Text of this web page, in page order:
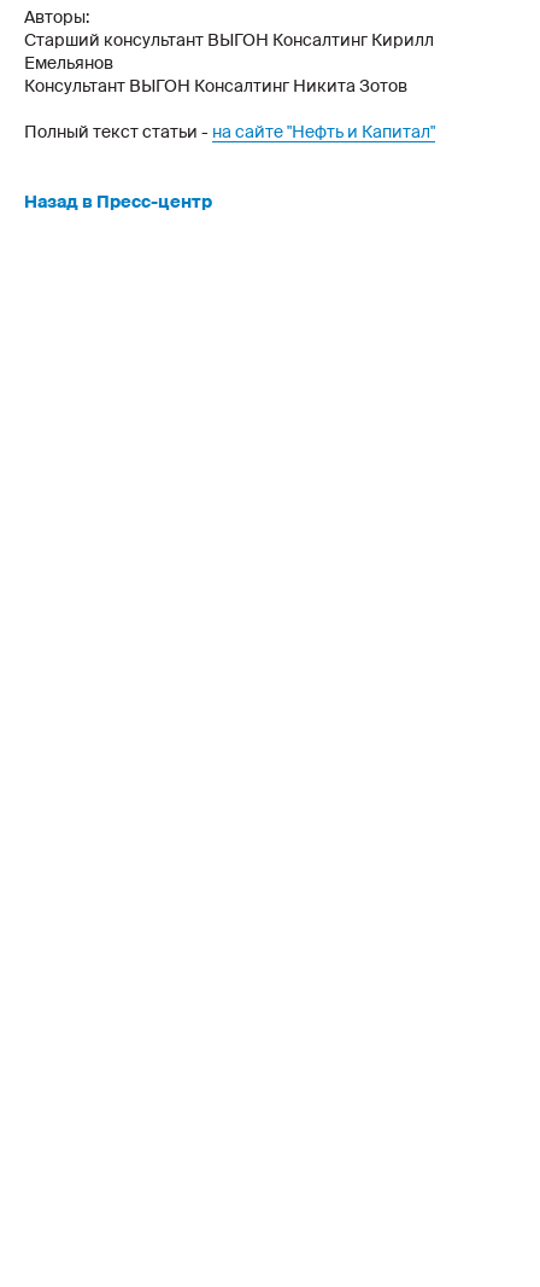
Авторы:
Старший консультант ВЫГОН Консалтинг Кирилл
Емельянов
Консультант ВЫГОН Консалтинг Никита Зотов
Полный текст статьи - на сайте "Нефть и Капитал"
Назад в Пресс-центр